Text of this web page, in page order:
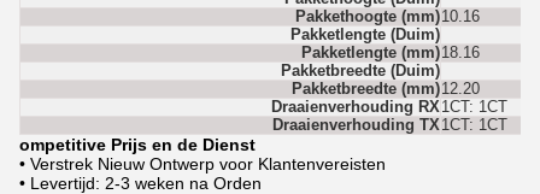
Pakkethoogte (mm)10.16
Pakketlengte (Duim)
Pakketlengte (mm)18.16
Pakketbreedte (Duim)
Pakketbreedte (mm)12.20
Draaienverhouding RX1CT: 1CT
Draaienverhouding TX1CT: 1CT
ompetitive Prijs en de Dienst
• Verstrek Nieuw Ontwerp voor Klantenvereisten
• Levertijd: 2-3 weken na Orden